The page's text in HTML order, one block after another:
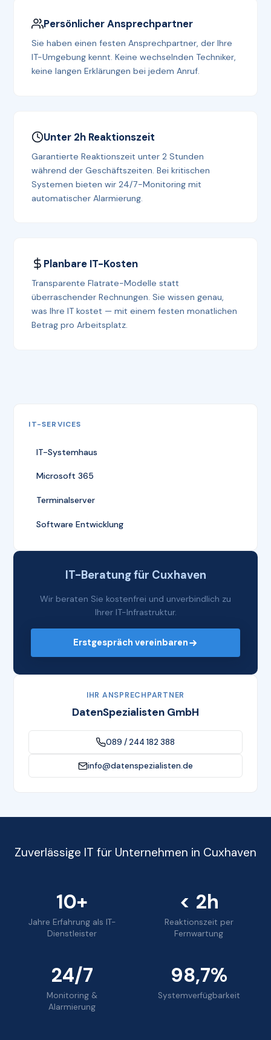
Persönlicher Ansprechpartner
Sie haben einen festen Ansprechpartner, der Ihre
IT-Umgebung kennt. Keine wechselnden Techniker,
keine langen Erklärungen bei jedem Anruf.
Unter 2h Reaktionszeit
Garantierte Reaktionszeit unter 2 Stunden
während der Geschäftszeiten. Bei kritischen
Systemen bieten wir 24/7-Monitoring mit
automatischer Alarmierung.
Planbare IT-Kosten
Transparente Flatrate-Modelle statt
überraschender Rechnungen. Sie wissen genau,
was Ihre IT kostet — mit einem festen monatlichen
Betrag pro Arbeitsplatz.
IT-SERVICES
IT-Systemhaus
Microsoft 365
Terminalserver
Software Entwicklung
IT-Beratung für Cuxhaven
Wir beraten Sie kostenfrei und unverbindlich zu
Ihrer IT-Infrastruktur.
Erstgespräch vereinbaren
IHR ANSPRECHPARTNER
DatenSpezialisten GmbH
089 / 244 182 388
info@datenspezialisten.de
Zuverlässige IT für Unternehmen in Cuxhaven
10+
Jahre Erfahrung als IT-
Dienstleister
< 2h
Reaktionszeit per
Fernwartung
24/7
Monitoring &
Alarmierung
98,7%
Systemverfügbarkeit